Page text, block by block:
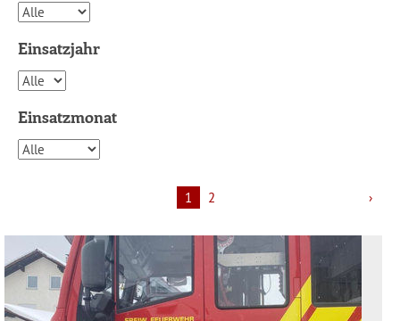
Einsatzjahr
Einsatzmonat
1 2 ›